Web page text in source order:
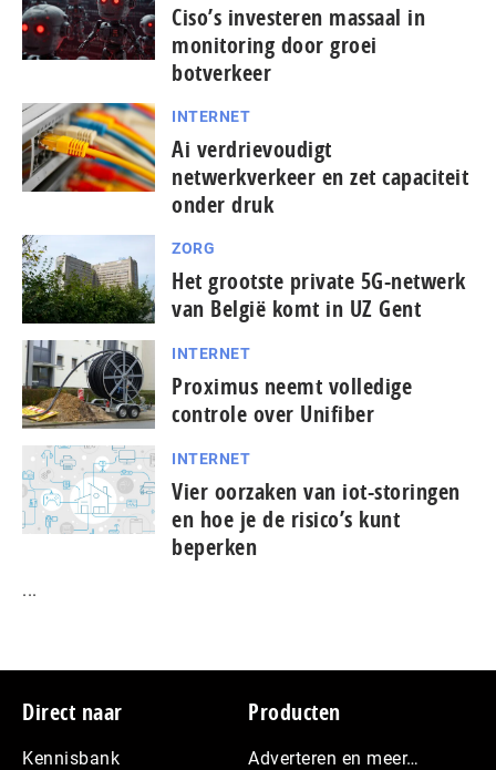
Ciso’s investeren massaal in
monitoring door groei
botverkeer
INTERNET
Ai verdrievoudigt
netwerkverkeer en zet capaciteit
onder druk
ZORG
Het grootste private 5G-netwerk
van België komt in UZ Gent
INTERNET
Proximus neemt volledige
controle over Unifiber
INTERNET
Vier oorzaken van iot-storingen
en hoe je de risico’s kunt
beperken
...
Footer
Direct naar
Kennisbank
Producten
Adverteren en meer…